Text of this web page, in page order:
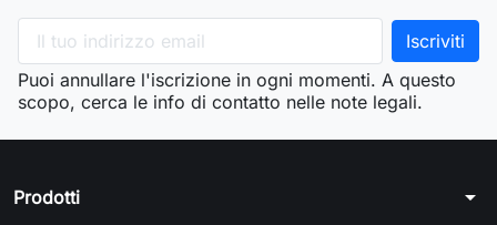
Puoi annullare l'iscrizione in ogni momenti. A questo
scopo, cerca le info di contatto nelle note legali.
Prodotti arrow_drop_down